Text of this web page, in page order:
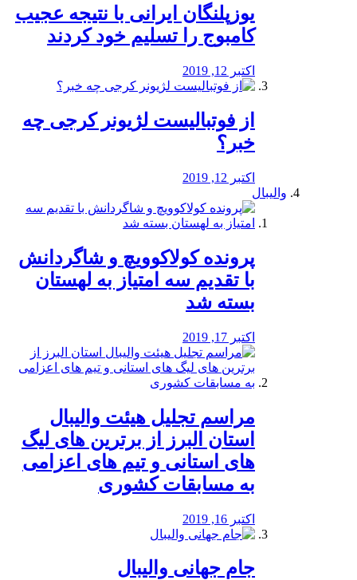
یوزپلنگان ایرانی با نتیجه عجیب
کامبوج را تسلیم خود کردند
اکتبر 12, 2019
از فوتبالیست لژیونر کرجی چه
خبر؟
اکتبر 12, 2019
والیبال
پرونده کولاکوویچ و شاگردانش
با تقدیم سه امتیاز به لهستان
بسته شد
اکتبر 17, 2019
مراسم تجلیل هیئت والیبال
استان البرز از برترین های لیگ
های استانی و تیم های اعزامی
به مسابقات کشوری
اکتبر 16, 2019
جام جهانی والیبال